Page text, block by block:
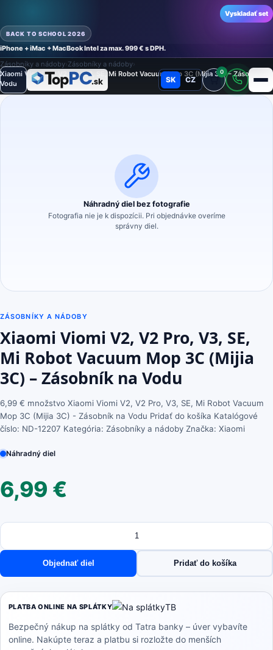
BACK TO SCHOOL 2026
iPhone + iMac + MacBook Intel za max. 999 € s DPH.
Vyskladať set
Režim SK CZ
0
Zásobníky a nádoby›Zásobníky a nádoby›
Xiaomi Viomi V2, V2 Pro, V3, SE, Mi Robot Vacuum Mop 3C (Mijia 3C) – Zásobník na
Vodu
Náhradný diel bez fotografie
Fotografia nie je k dispozícii. Pri objednávke overíme
správny diel.
ZÁSOBNÍKY A NÁDOBY
Xiaomi Viomi V2, V2 Pro, V3, SE,
Mi Robot Vacuum Mop 3C (Mijia
3C) – Zásobník na Vodu
6,99 € množstvo Xiaomi Viomi V2, V2 Pro, V3, SE, Mi Robot Vacuum
Mop 3C (Mijia 3C) - Zásobník na Vodu Pridať do košíka Katalógové
číslo: ND-12207 Kategória: Zásobníky a nádoby Značka: Xiaomi
Náhradný diel
6,99 €
Množstvo
množstvo
Xiaomi
Viomi
V2,
Pro,
V3,
SE,
Objednať diel Pridať do košíka
PLATBA ONLINE NA SPLÁTKY
Bezpečný nákup na splátky od Tatra banky – úver vybavíte
online. Nakúpte teraz a platbu si rozložte do menších